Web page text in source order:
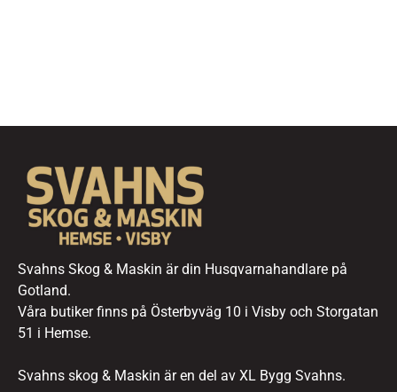
Svahns Skog & Maskin är din Husqvarnahandlare på
Gotland.
Våra butiker finns på Österbyväg 10 i Visby och Storgatan
51 i Hemse.
Svahns skog & Maskin är en del av XL Bygg Svahns.